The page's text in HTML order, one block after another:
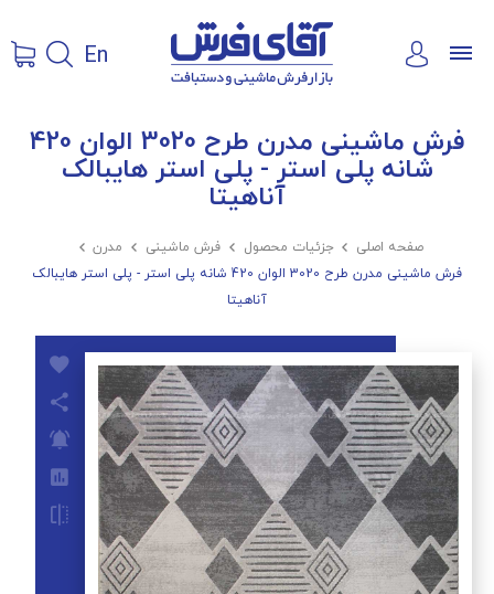
En
فرش ماشینی مدرن طرح 3020 الوان 420
شانه پلی استر - پلی استر هایبالک
آناهیتا
صفحه اصلی  جزئیات محصول  فرش ماشینی  مدرن 
فرش ماشینی مدرن طرح 3020 الوان 420 شانه پلی استر - پلی استر هایبالک
آناهیتا